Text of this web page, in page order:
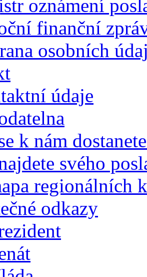
oznámení
finanční
osobních
údaje
k nám
svého
regionálních
odkazy